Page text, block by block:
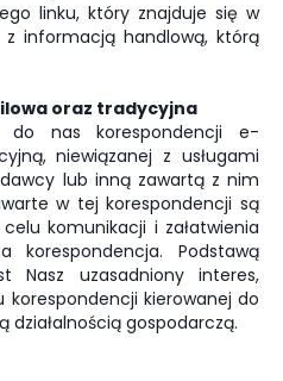
linku, który znajduje się w
informacją handlową, którą
oraz tradycyjna
do nas korespondencji e-
niewiązanej z usługami
lub inną zawartą z nim
w tej korespondencji są
komunikacji i załatwienia
Podstawą
Nasz uzasadniony interes,
kierowanej do
działalnością gospodarczą.